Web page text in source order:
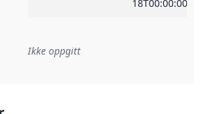
18T00:00:00Z
Referanse til en implementasjonsregel
Ikke oppgitt